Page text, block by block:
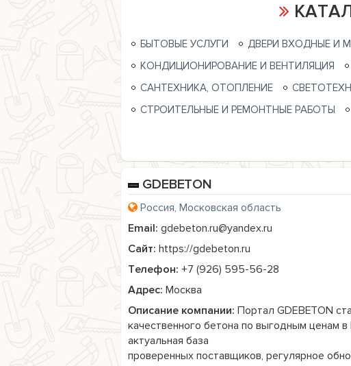
БЫТОВЫЕ УСЛУГИ ДВЕРИ ВХОДНЫЕ И
КОНДИЦИОНИРОВАНИЕ И ВЕНТИЛЯЦИЯ
САНТЕХНИКА, ОТОПЛЕНИЕ
СТРОИТЕЛЬНЫЕ И РЕМОНТНЫЕ РАБОТЫ
GDEBETON
Россия, Московская область
Email: gdebeton.ru@yandex.ru
Сайт: https://gdebeton.ru
Телефон: +7 (926) 595-56-28
Адрес: Москва
Описание компании: Портал GDEBETON
качественного бетона по выгодным ценам
актуальная база
проверенных поставщиков, регулярное